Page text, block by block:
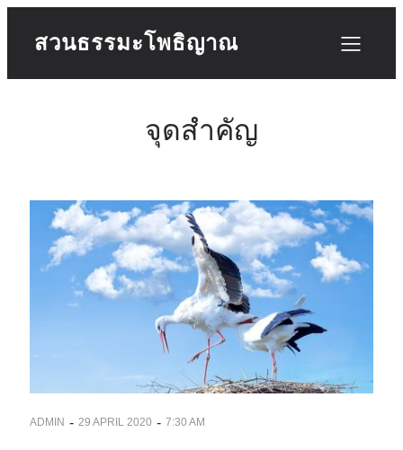
สวนธรรมะโพธิญาณ
จุดสำคัญ
ADMIN - 29 APRIL 2020 - 7:30 AM